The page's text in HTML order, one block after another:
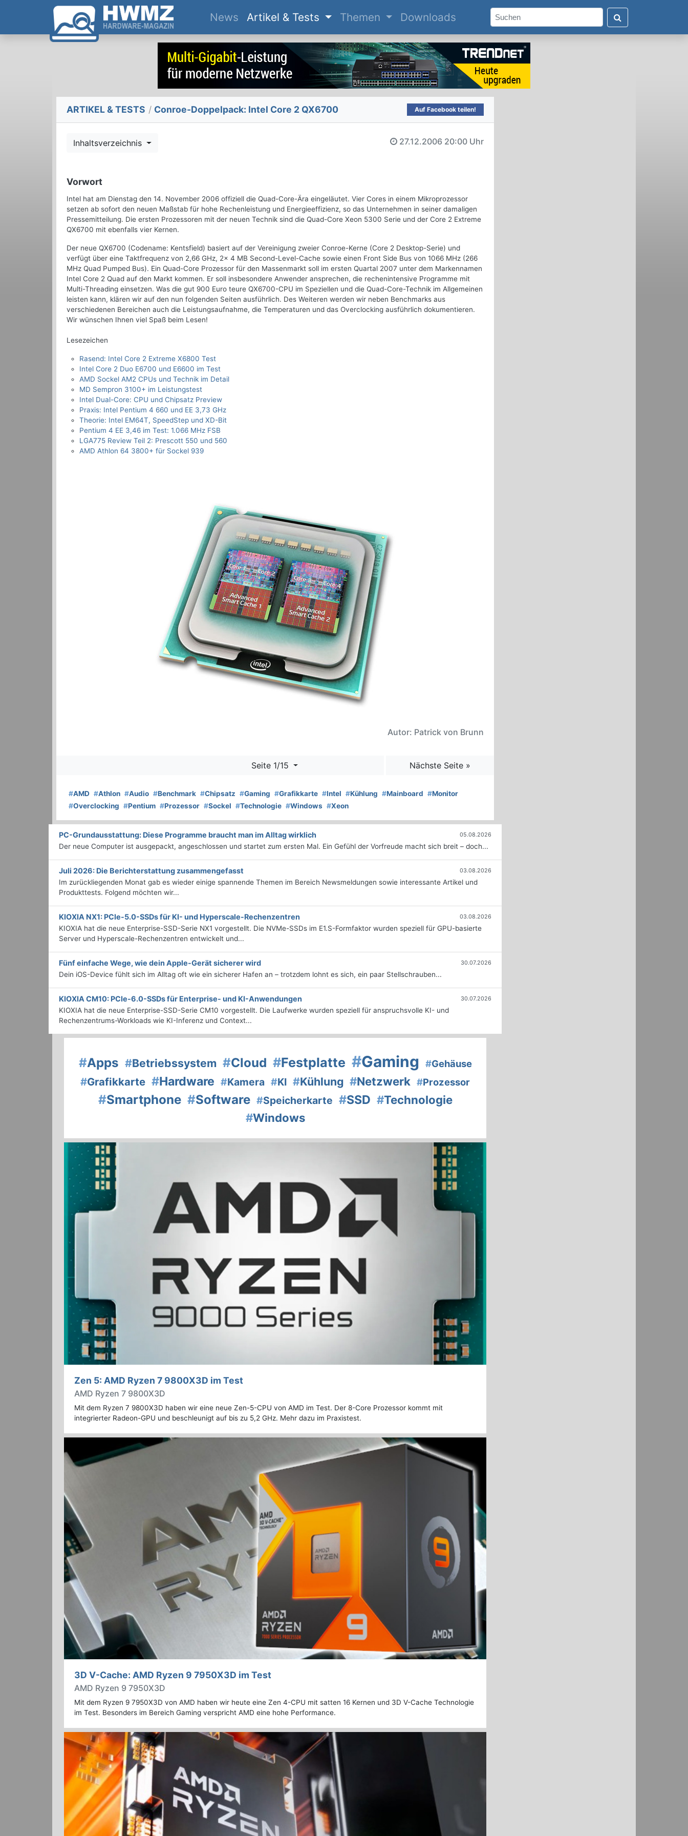
News(current)
Artikel & Tests Themen Downloads
ARTIKEL & TESTS / Conroe-Doppelpack: Intel Core 2 QX6700 Auf Facebook teilen!
Inhaltsverzeichnis 27.12.2006 20:00 Uhr
Vorwort
Intel hat am Dienstag den 14. November 2006 offiziell die Quad-Core-Ära eingeläutet. Vier Cores in einem Mikroprozessor
setzen ab sofort den neuen Maßstab für hohe Rechenleistung und Energieeffizienz, so das Unternehmen in seiner damaligen
Pressemitteilung. Die ersten Prozessoren mit der neuen Technik sind die Quad-Core Xeon 5300 Serie und der Core 2 Extreme
QX6700 mit ebenfalls vier Kernen.
Der neue QX6700 (Codename: Kentsfield) basiert auf der Vereinigung zweier Conroe-Kerne (Core 2 Desktop-Serie) und
verfügt über eine Taktfrequenz von 2,66 GHz, 2x 4 MB Second-Level-Cache sowie einen Front Side Bus von 1066 MHz (266
MHz Quad Pumped Bus). Ein Quad-Core Prozessor für den Massenmarkt soll im ersten Quartal 2007 unter dem Markennamen
Intel Core 2 Quad auf den Markt kommen. Er soll insbesondere Anwender ansprechen, die rechenintensive Programme mit
Multi-Threading einsetzen. Was die gut 900 Euro teure QX6700-CPU im Speziellen und die Quad-Core-Technik im Allgemeinen
leisten kann, klären wir auf den nun folgenden Seiten ausführlich. Des Weiteren werden wir neben Benchmarks aus
verschiedenen Bereichen auch die Leistungsaufnahme, die Temperaturen und das Overclocking ausführlich dokumentieren.
Wir wünschen Ihnen viel Spaß beim Lesen!
Lesezeichen
Rasend: Intel Core 2 Extreme X6800 Test
Intel Core 2 Duo E6700 und E6600 im Test
AMD Sockel AM2 CPUs und Technik im Detail
MD Sempron 3100+ im Leistungstest
Intel Dual-Core: CPU und Chipsatz Preview
Praxis: Intel Pentium 4 660 und EE 3,73 GHz
Theorie: Intel EM64T, SpeedStep und XD-Bit
Pentium 4 EE 3,46 im Test: 1.066 MHz FSB
LGA775 Review Teil 2: Prescott 550 und 560
AMD Athlon 64 3800+ für Sockel 939
Autor: Patrick von Brunn
Seite 1/15 Nächste Seite »
#AMD #Athlon #Audio #Benchmark #Chipsatz #Gaming #Grafikkarte #Intel #Kühlung #Mainboard #Monitor
#Overclocking #Pentium #Prozessor #Sockel #Technologie #Windows #Xeon
PC-Grundausstattung: Diese Programme braucht man im Alltag wirklich 05.08.2026
Der neue Computer ist ausgepackt, angeschlossen und startet zum ersten Mal. Ein Gefühl der Vorfreude macht sich breit – doch...
Juli 2026: Die Bericht­erstattung zusammengefasst 03.08.2026
Im zurückliegenden Monat gab es wieder einige spannende Themen im Bereich Newsmeldungen sowie interessante Artikel und
Produkttests. Folgend möchten wir...
KIOXIA NX1: PCIe-5.0-SSDs für KI- und Hyperscale-Rechenzentren 03.08.2026
KIOXIA hat die neue Enterprise-SSD-Serie NX1 vorgestellt. Die NVMe-SSDs im E1.S-Formfaktor wurden speziell für GPU-basierte
Server und Hyperscale-Rechenzentren entwickelt und...
Fünf einfache Wege, wie dein Apple-Gerät sicherer wird 30.07.2026
Dein iOS-Device fühlt sich im Alltag oft wie ein sicherer Hafen an – trotzdem lohnt es sich, ein paar Stellschrauben...
KIOXIA CM10: PCIe-6.0-SSDs für Enterprise- und KI-Anwendungen 30.07.2026
KIOXIA hat die neue Enterprise-SSD-Serie CM10 vorgestellt. Die Laufwerke wurden speziell für anspruchsvolle KI- und
Rechenzentrums-Workloads wie KI-Inferenz und Context...
#Apps #Betriebssystem #Cloud #Festplatte #Gaming #Gehäuse
#Grafikkarte #Hardware #Kamera #KI #Kühlung #Netzwerk #Prozessor
#Smartphone #Software #Speicherkarte #SSD #Technologie
#Windows
Zen 5: AMD Ryzen 7 9800X3D im Test
AMD Ryzen 7 9800X3D
Mit dem Ryzen 7 9800X3D haben wir eine neue Zen-5-CPU von AMD im Test. Der 8-Core Prozessor kommt mit
integrierter Radeon-GPU und beschleunigt auf bis zu 5,2 GHz. Mehr dazu im Praxistest.
3D V-Cache: AMD Ryzen 9 7950X3D im Test
AMD Ryzen 9 7950X3D
Mit dem Ryzen 9 7950X3D von AMD haben wir heute eine Zen 4-CPU mit satten 16 Kernen und 3D V-Cache Technologie
im Test. Besonders im Bereich Gaming verspricht AMD eine hohe Performance.